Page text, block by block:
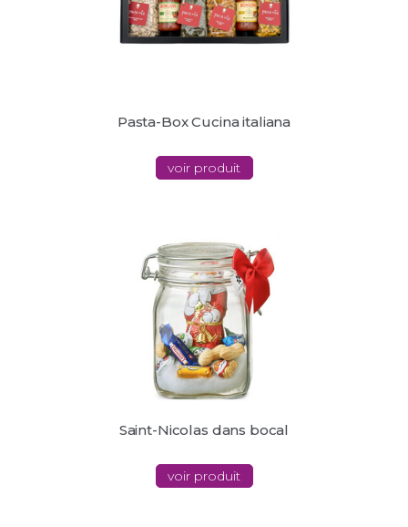
Pasta-Box Cucina italiana
voir produit
Saint-Nicolas dans bocal
voir produit